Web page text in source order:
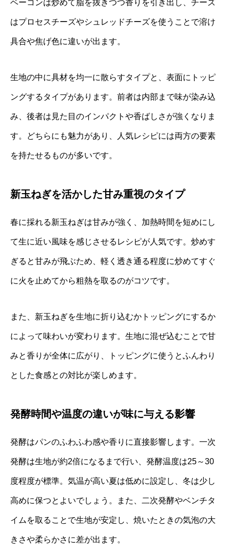
ベーコンは炒めて脂を抜きつつ香りを引き出し、チーズ
はプロセスチーズやシュレッドチーズを使うことで溶け
具合や焦げ色に違いが出ます。
生地の中に具材を均一に散らすタイプと、表面にトッピ
ングするタイプがあります。前者は内部まで味が染み込
み、後者は見た目のインパクトや香ばしさが強くなりま
す。どちらにも魅力があり、人気レシピには両方の要素
を持たせるものが多いです。
新玉ねぎを活かした甘み重視のタイプ
春に採れる新玉ねぎは甘みが強く、加熱時間を短めにし
て生に近い風味を感じさせるレシピが人気です。炒めす
ぎると甘みが飛ぶため、軽く透き通る程度に炒めてすぐ
に火を止めてから粗熱を取るのがコツです。
また、新玉ねぎを生地に折り込むかトッピングにするか
によって味わいが変わります。生地に混ぜ込むことで甘
みと香りが全体に広がり、トッピングに使うとふんわり
とした食感との対比が楽しめます。
発酵時間や温度の違いが味に与える影響
発酵はパンのふわふわ感や香りに直接影響します。一次
発酵は生地が約2倍になるまで行い、発酵温度は25～30
度程度が標準。気温が高い夏は低めに設定し、冬は少し
高めに保つとよいでしょう。また、二次発酵やベンチタ
イムを取ることで生地が安定し、焼いたときの気泡の大
きさや柔らかさに差が出ます。